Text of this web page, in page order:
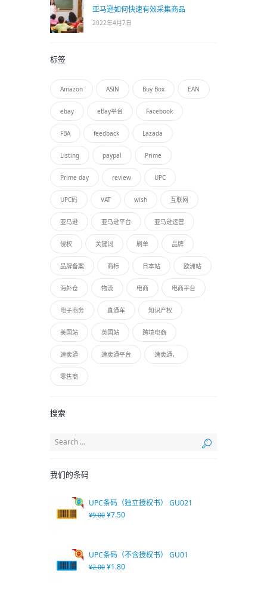
亚马逊如何快速有效采集商品
2022年4月7日
标签
Amazon ASIN Buy Box EAN
ebay eBay平台 Facebook
FBA feedback Lazada
Listing paypal Prime
Prime day review UPC
UPC码 VAT wish 互联网
亚马逊 亚马逊平台 亚马逊运营
侵权 关键词 刷单 品牌
品牌备案 商标 日本站 欧洲站
海外仓 物流 电商 电商平台
电子商务 直通车 知识产权
美国站 英国站 跨境电商
速卖通 速卖通平台 速卖通，
零售商
搜索
我们的条码
UPC条码（独立授权书） GU021
¥9.00 ¥7.50
UPC条码（不含授权书） GU01
¥2.00 ¥1.80